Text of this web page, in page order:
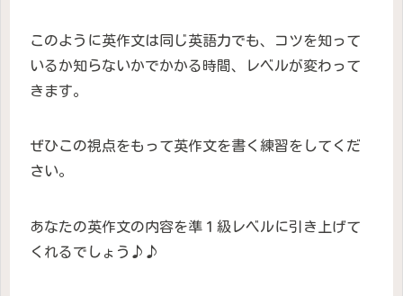
このように英作文は同じ英語力でも、コツを知って
いるか知らないかでかかる時間、レベルが変わって
きます。
ぜひこの視点をもって英作文を書く練習をしてくだ
さい。
あなたの英作文の内容を準１級レベルに引き上げて
くれるでしょう♪♪